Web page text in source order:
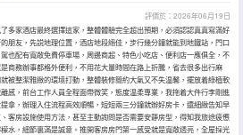
評價於：2026年06月19日
多家酒店最終選擇這家，整體體驗完全超出預期，必須認認真真寫滿好
朋友，先説地理位置，酒店地段絕佳，步行幾分鐘就能到地鐵站，門口
也配有寬敞免費停車場，周邊商超、特色小吃店、便利店一應俱全，不
商務辦事都格外便利，不用花大量時間在路上折騰，省去很多出行麻
被整潔雅緻的環境打動，整體裝修簡約大氣又不失温馨，擺放着綠植軟
感，前台工作人員全程面帶微笑，態度温柔專業，我拖着大件行李剛進
拿，辦理入住流程高效順暢，短短兩三分鐘就辦好房卡，還細緻告知早
客房設施使用方法，甚至主動詢問是否需要安靜房型，得知我旅途疲憊
水，細節裏滿是誠意。推開客房房門第一感受就是寬敞透亮，全屋採光